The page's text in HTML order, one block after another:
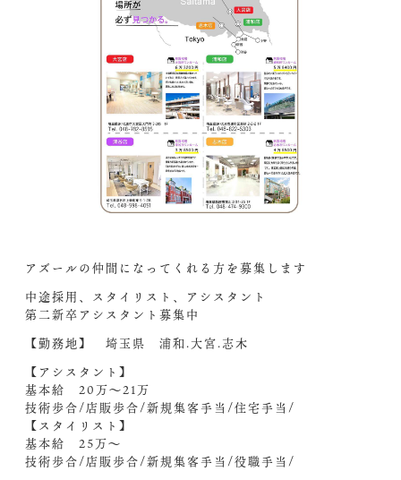
アズールの仲間になってくれる方を募集します
中途採用、スタイリスト、アシスタント
第二新卒アシスタント募集中️
【勤務地】 埼玉県 浦和.大宮.志木
【アシスタント】
基本給 20万〜21万
技術歩合/店販歩合/新規集客手当/住宅手当/
【スタイリスト】
基本給 25万〜
技術歩合/店販歩合/新規集客手当/役職手当/